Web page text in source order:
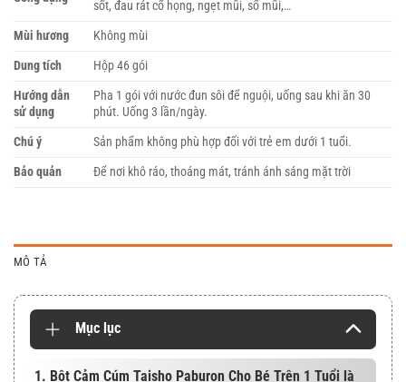
sốt, đau rát cổ họng, ngẹt mũi, sổ mũi,…
Mùi hương
Không mùi
Dung tích
Hộp 46 gói
Hướng dẫn
sử dụng
Pha 1 gói với nước đun sôi để nguội, uống sau khi ăn 30
phút. Uống 3 lần/ngày.
Chú ý
Sản phẩm không phù hợp đối với trẻ em dưới 1 tuổi.
Bảo quản
Để nơi khô ráo, thoáng mát, tránh ánh sáng mặt trời
MÔ TẢ
Mục lục
1. Bột Cảm Cúm Taisho Paburon Cho Bé Trên 1 Tuổi là